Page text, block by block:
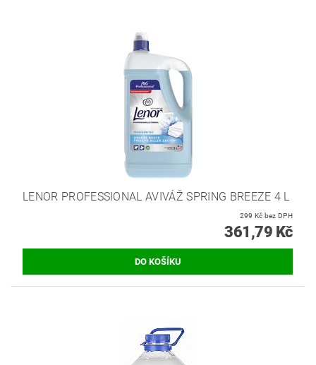
LENOR PROFESSIONAL AVIVÁŽ SPRING BREEZE 4 L
299 Kč bez DPH
361,79 Kč